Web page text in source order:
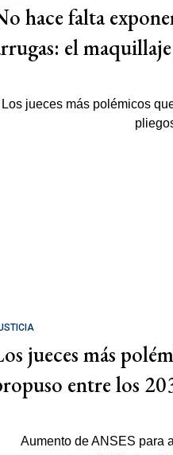
hace falta
el
jueces más
entre los